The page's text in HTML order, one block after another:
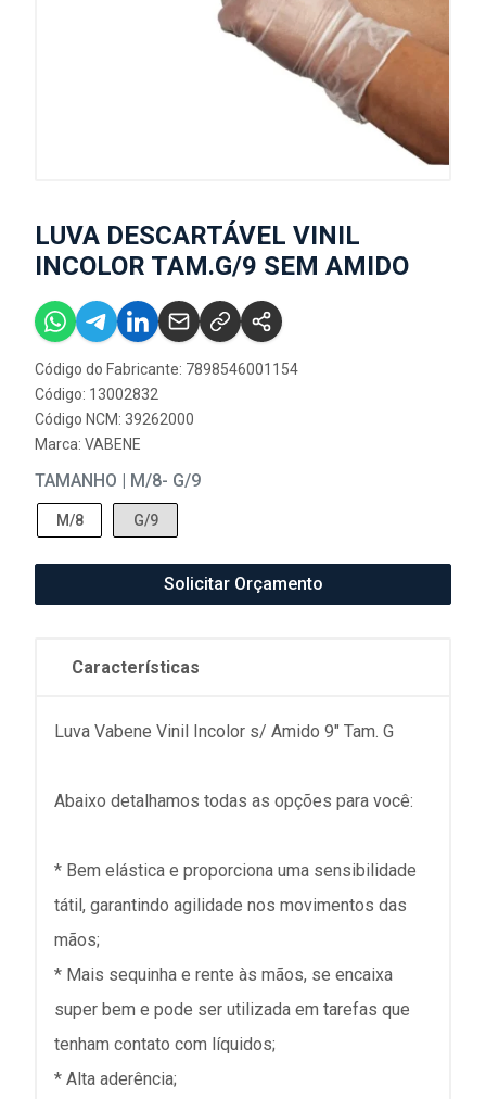
LUVA DESCARTÁVEL VINIL
INCOLOR TAM.G/9 SEM AMIDO
Código do Fabricante: 7898546001154
Código: 13002832
Código NCM: 39262000
Marca: VABENE
TAMANHO | M/8- G/9
M/8 G/9
Solicitar Orçamento
Características
Luva Vabene Vinil Incolor s/ Amido 9" Tam. G
Abaixo detalhamos todas as opções para você:
* Bem elástica e proporciona uma sensibilidade
tátil, garantindo agilidade nos movimentos das
mãos;
* Mais sequinha e rente às mãos, se encaixa
super bem e pode ser utilizada em tarefas que
tenham contato com líquidos;
* Alta aderência;